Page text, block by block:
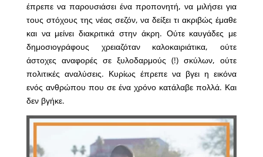
έπρεπε να παρουσιάσει ένα προπονητή, να μιλήσει για
τους στόχους της νέας σεζόν, να δείξει τι ακριβώς έμαθε
και να μείνει διακριτικά στην άκρη. Ούτε καυγάδες με
δημοσιογράφους χρειαζόταν καλοκαιριάτικα, ούτε
άστοχες αναφορές σε ξυλοδαρμούς (!) σκύλων, ούτε
πολιτικές αναλύσεις. Κυρίως έπρεπε να βγει η εικόνα
ενός ανθρώπου που σε ένα χρόνο κατάλαβε πολλά. Και
δεν βγήκε.